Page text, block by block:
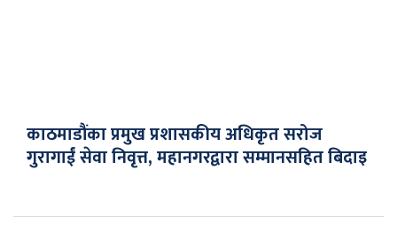
काठमाडौंका प्रमुख प्रशासकीय अधिकृत सरोज
गुरागाईं सेवा निवृत्त, महानगरद्वारा सम्मानसहित बिदाइ